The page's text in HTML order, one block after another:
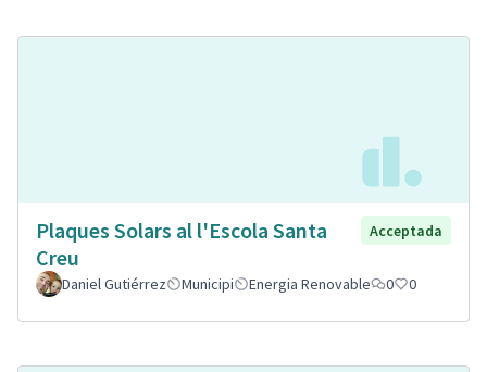
Plaques Solars al l'Escola Santa
Creu
Acceptada
Daniel Gutiérrez Municipi Energia Renovable 0 0